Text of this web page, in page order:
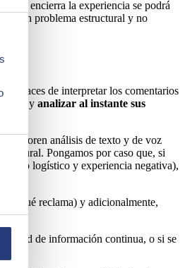
qué encierra la experiencia se podrá
un problema estructural y no
capaces de interpretar los comentarios
y analizar al instante sus
análisis de texto y de voz
natural. Pongamos por caso que, si
logístico y experiencia negativa),
y qué reclama) y adicionalmente,
de información continua, o si se